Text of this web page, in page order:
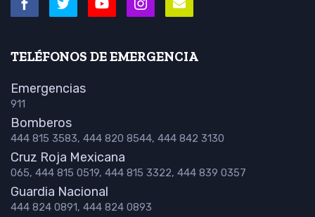
TELÉFONOS DE EMERGENCIA
Emergencias
911
Bomberos
444 815 3583, 444 820 8544, 444 842 3130
Cruz Roja Mexicana
065, 444 815 0519, 444 815 3322, 444 839 0357
Guardia Nacional
444 824 0891, 444 824 0893